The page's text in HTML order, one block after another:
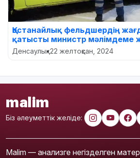
Қостанайлық фельдшердің
қатысты министр мәлімдеме
Денсаулық•22 желтоқсан, 2024
malim
Біз әлеуметтік желіде:
Malim — анализге негізделген